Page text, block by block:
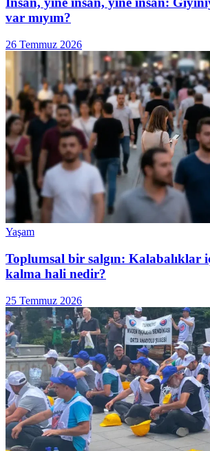
var mıyım?
26 Temmuz 2026
Yaşam
Toplumsal bir salgın: Kalabalıklar
kalma hali nedir?
25 Temmuz 2026